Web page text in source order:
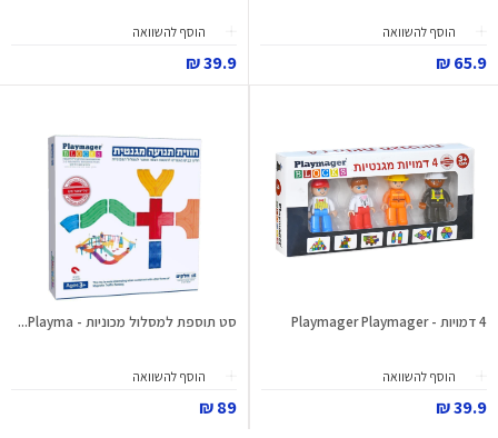
הוסף להשוואה
65.9 ₪
הוסף להשוואה
39.9 ₪
4 דמויות - Playmager Playmager
הוסף להשוואה
39.9 ₪
סט תוספת למסלול מכוניות - Playma...
הוסף להשוואה
89 ₪